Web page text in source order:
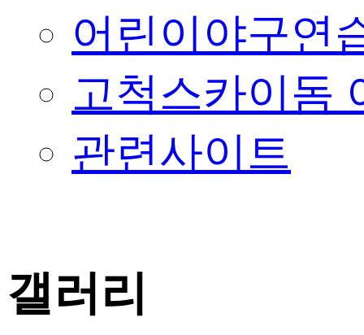
어린이야구연
고척스카이돔
관련사이트
갤러리